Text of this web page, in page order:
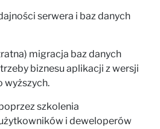
serwera i baz danych
migracja baz danych
biznesu aplikacji z wersji
wyższych.
szkolenia
i deweloperów